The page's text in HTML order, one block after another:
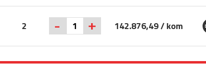
2 - + 142.876,49 / kom